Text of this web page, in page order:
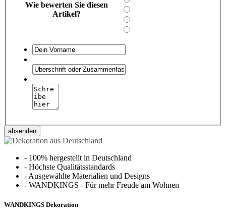
Wie bewerten Sie diesen
Artikel?
absenden
- 100% hergestellt in Deutschland
- Höchste Qualitätsstandards
- Ausgewählte Materialien und Designs
- WANDKINGS - Für mehr Freude am Wohnen
WANDKINGS Dekoration